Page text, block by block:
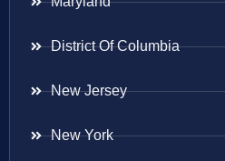
District Of Columbia
New Jersey
New York